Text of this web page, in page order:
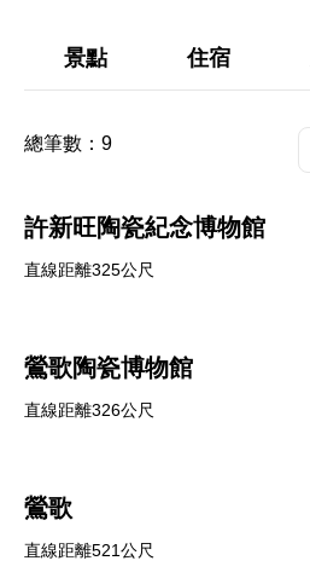
景點 住宿
總筆數： 9
許新旺陶瓷紀念博物館
直線距離325公尺
鶯歌陶瓷博物館
直線距離326公尺
鶯歌
直線距離521公尺